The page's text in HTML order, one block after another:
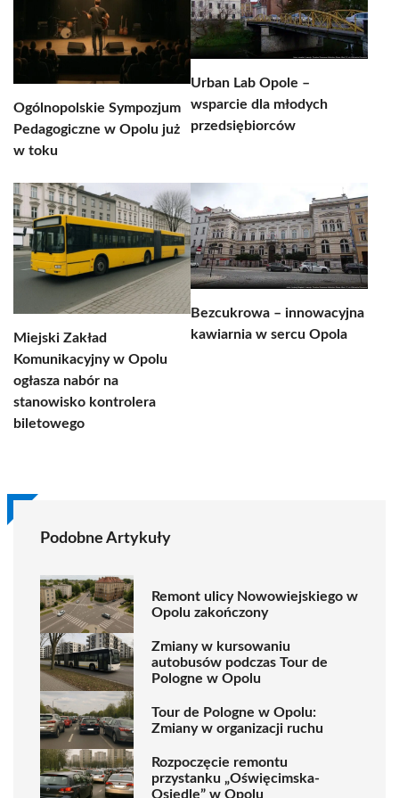
Ogólnopolskie Sympozjum
Pedagogiczne w Opolu już
w toku
Urban Lab Opole –
wsparcie dla młodych
przedsiębiorców
Miejski Zakład
Komunikacyjny w Opolu
ogłasza nabór na
stanowisko kontrolera
biletowego
Bezcukrowa – innowacyjna
kawiarnia w sercu Opola
Podobne Artykuły
Remont ulicy Nowowiejskiego w
Opolu zakończony
Zmiany w kursowaniu
autobusów podczas Tour de
Pologne w Opolu
Tour de Pologne w Opolu:
Zmiany w organizacji ruchu
Rozpoczęcie remontu
przystanku „Oświęcimska-
Osiedle” w Opolu